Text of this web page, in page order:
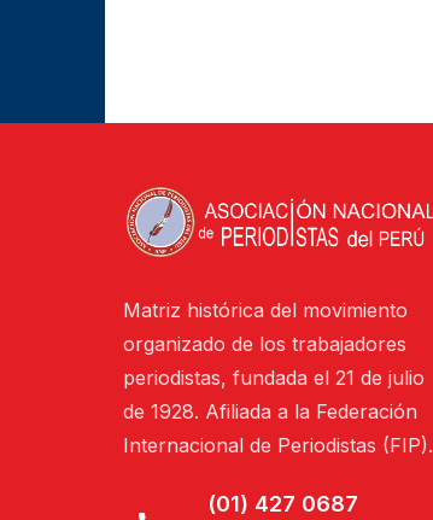
Matriz histórica del movimiento
organizado de los trabajadores
periodistas, fundada el 21 de julio
de 1928. Afiliada a la Federación
Internacional de Periodistas (FIP).
(01) 427 0687